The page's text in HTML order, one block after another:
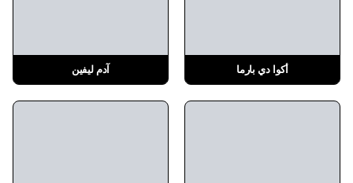
أكوا دي بارما آدم ليفين